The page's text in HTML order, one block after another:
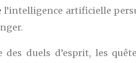
artificielle
duels d’esprit, les